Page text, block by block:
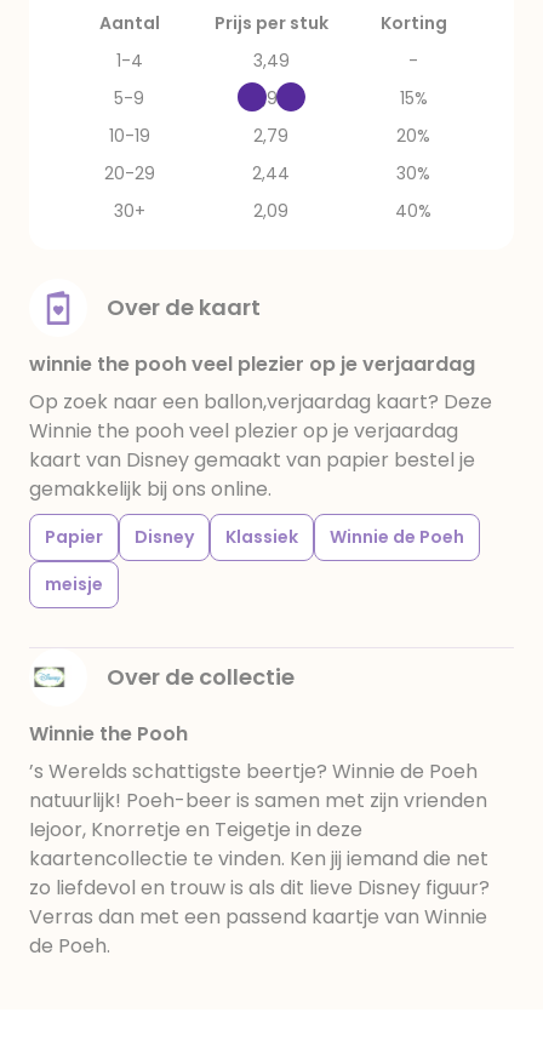
Aantal Prijs per stuk
Korting
1-4
3,49
-
5-9
2,97
15%
10-19
2,79
20%
20-29
2,44
30%
30+
2,09 40%
Over de kaart
winnie the pooh veel plezier op je verjaardag
Op zoek naar een ballon,verjaardag kaart? Deze
Winnie the pooh veel plezier op je verjaardag
kaart van Disney gemaakt van papier bestel je
gemakkelijk bij ons online.
Papier Disney Klassiek
Winnie de Poeh
meisje
Over de collectie
Winnie the Pooh
’s Werelds schattigste beertje? Winnie de Poeh
natuurlijk! Poeh-beer is samen met zijn vrienden
Iejoor, Knorretje en Teigetje in deze
kaartencollectie te vinden. Ken jij iemand die net
zo liefdevol en trouw is als dit lieve Disney figuur?
Verras dan met een passend kaartje van Winnie
de Poeh.